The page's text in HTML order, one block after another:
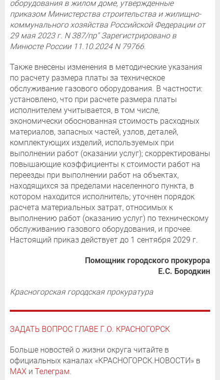
оборудования в жилом доме, утвержденные
приказом Министерства строительства и жилищно-
коммунального хозяйства Российской Федерации от
29 мая 2023 г. N 387/пр" Зарегистрировано в
Минюсте России 11.10.2024 N 79766.
Также внесены изменения в методические указания
по расчету размера платы за техническое
обслуживание газового оборудования. В частности:
установлено, что при расчете размера платы
исполнителем учитывается, в том числе,
экономически обоснованная стоимость расходных
материалов, запасных частей, узлов, деталей,
комплектующих изделий, используемых при
выполнении работ (оказании услуг); скорректированы
повышающие коэффициенты к стоимости работ на
переезды при выполнении работ на объектах,
находящихся за пределами населенного пункта, в
котором находится исполнитель; уточнен порядок
расчета материальных затрат, относимых к
выполнению работ (оказанию услуг) по техническому
обслуживанию газового оборудования, и прочее.
Настоящий приказ действует до 1 сентября 2029 г.
Помощник городского прокурора
Е.С. Бородкин
Красногорская городская прокуратура
ЗАДАТЬ ВОПРОС ГЛАВЕ Г.О. КРАСНОГОРСК
Больше новостей о жизни округа читайте в
официальных каналах «КРАСНОГОРСК.НОВОСТИ» в
MAX и Телеграм.